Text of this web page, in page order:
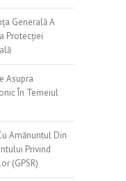
Generală A
Protecției
Asupra
În Temeiul
Amănuntul Din
Privind
(GPSR)